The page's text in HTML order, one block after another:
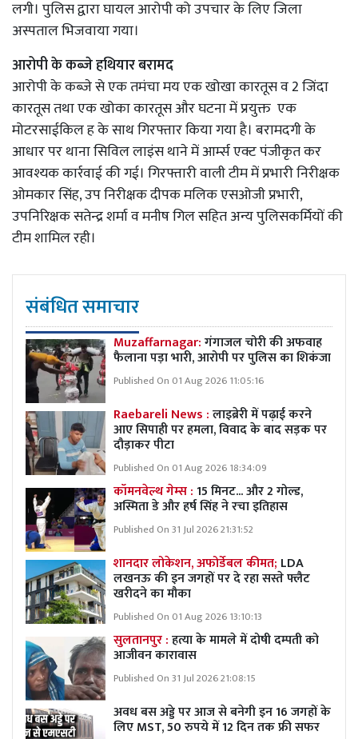
लगी। पुलिस द्वारा घायल आरोपी को उपचार के लिए जिला
अस्पताल भिजवाया गया।
आरोपी के कब्जे हथियार बरामद
आरोपी के कब्जे से एक तमंचा मय एक खोखा कारतूस व 2 जिंदा
कारतूस तथा एक खोका कारतूस और घटना में प्रयुक्त एक
मोटरसाईकिल ह के साथ गिरफ्तार किया गया है। बरामदगी के
आधार पर थाना सिविल लाइंस थाने में आर्म्स एक्ट पंजीकृत कर
आवश्यक कार्रवाई की गई। गिरफ्तारी वाली टीम में प्रभारी निरीक्षक
ओमकार सिंह, उप निरीक्षक दीपक मलिक एसओजी प्रभारी,
उपनिरिक्षक सतेन्द्र शर्मा व मनीष गिल सहित अन्य पुलिसकर्मियों की
टीम शामिल रही।
संबंधित समाचार
Muzaffarnagar:गंगाजल चोरी की अफवाह
फैलाना पड़ा भारी, आरोपी पर पुलिस का शिकंजा
Published On 01 Aug 2026 11:05:16
Raebareli News :लाइब्रेरी में पढ़ाई करने
आए सिपाही पर हमला, विवाद के बाद सड़क पर
दौड़ाकर पीटा
Published On 01 Aug 2026 18:34:09
कॉमनवेल्थ गेम्स :15 मिनट... और 2 गोल्ड,
अस्मिता डे और हर्ष सिंह ने रचा इतिहास
Published On 31 Jul 2026 21:31:52
शानदार लोकेशन, अफोर्डेबल कीमत; LDA
लखनऊ की इन जगहों पर दे रहा सस्ते फ्लैट
खरीदने का मौका
Published On 01 Aug 2026 13:10:13
सुलतानपुर :हत्या के मामले में दोषी दम्पती को
आजीवन कारावास
Published On 31 Jul 2026 21:08:15
अवध बस अड्डे पर आज से बनेगी इन 16 जगहों के
लिए MST, 50 रुपये में 12 दिन तक फ्री सफर